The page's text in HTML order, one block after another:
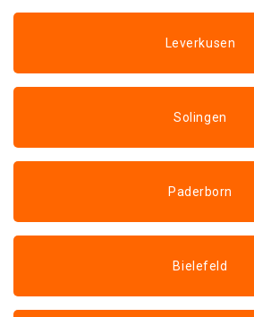
Leverkusen
Solingen
Paderborn
Bielefeld